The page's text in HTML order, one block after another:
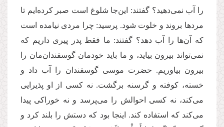
را آب نمی‌دهید؟ گفتند: این‌جا شلوغ است صبر کرده‌ایم تا
مردها بروند و خلوت شود. پرسید: چرا مردی نیامده است
که آن‌ها را آب دهد؟ گفتند: ما فقط پدر پیری داریم که
نمی‌تواند بیرون بیاید، و ما باید خودمان گوسفندان‌مان را
بیرون بیاوریم. حضرت موسی گوسفندان را آب داد و
خسته، کوفته و گرسنه برگشت. نه کسی از او پذیرایی
می‌کند، نه کسی احوالش را می‌پرسد و نه خوراکی پیدا
می‌کند که استفاده کند. اینجا بود که دستش را بلند کرد و